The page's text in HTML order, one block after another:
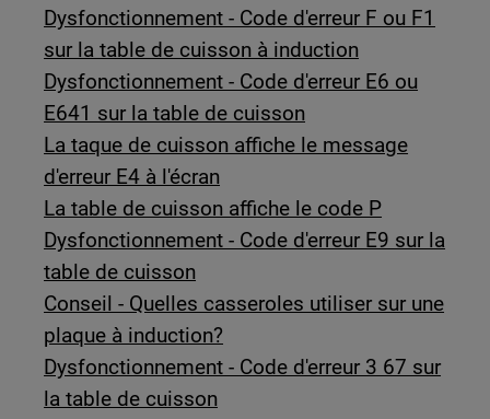
Dysfonctionnement - Code d'erreur F ou F1
sur la table de cuisson à induction
Dysfonctionnement - Code d'erreur E6 ou
E641 sur la table de cuisson
La taque de cuisson affiche le message
d'erreur E4 à l'écran
La table de cuisson affiche le code P
Dysfonctionnement - Code d'erreur E9 sur la
table de cuisson
Conseil - Quelles casseroles utiliser sur une
plaque à induction?
Dysfonctionnement - Code d'erreur 3 67 sur
la table de cuisson